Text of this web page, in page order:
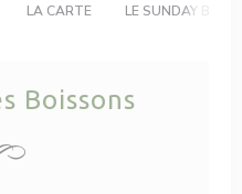
Boissons
LA CARTE LE SUNDAY